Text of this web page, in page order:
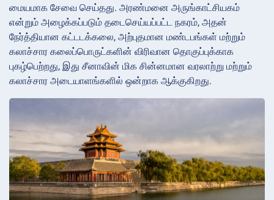
மையமாக சேவை செய்தது. அரண்மனை அருங்காட்சியகம்
என்றும் அழைக்கப்படும் தடைசெய்யப்பட்ட நகரம், அதன்
நேர்த்தியான கட்டடக்கலை, அற்புதமான மண்டபங்கள் மற்றும்
கலாச்சார கலைப்பொருட்களின் விரிவான தொகுப்புக்காக
புகழ்பெற்றது, இது சீனாவின் மிக சின்னமான வரலாற்று மற்றும்
கலாச்சார அடையாளங்களில் ஒன்றாக ஆக்குகிறது.